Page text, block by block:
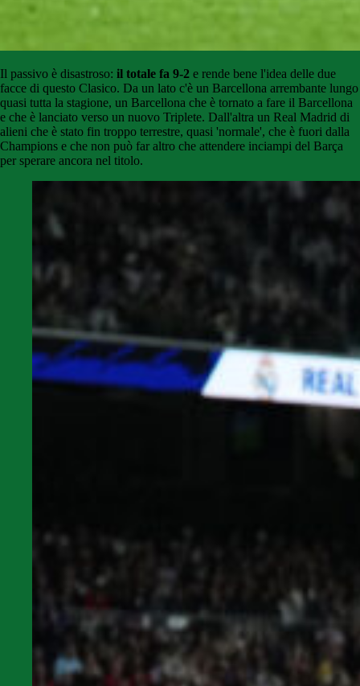
Il passivo è disastroso: il totale fa 9-2 e rende bene l'idea delle due
facce di questo Clasico. Da un lato c'è un Barcellona arrembante lungo
quasi tutta la stagione, un Barcellona che è tornato a fare il Barcellona
e che è lanciato verso un nuovo Triplete. Dall'altra un Real Madrid di
alieni che è stato fin troppo terrestre, quasi 'normale', che è fuori dalla
Champions e che non può far altro che attendere inciampi del Barça
per sperare ancora nel titolo.